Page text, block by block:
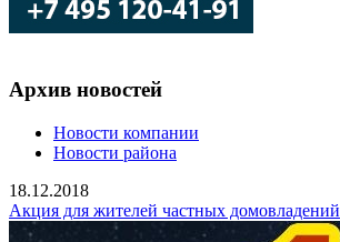
Архив новостей
Новости компании
Новости района
18.12.2018
Акция для жителей частных домовладений